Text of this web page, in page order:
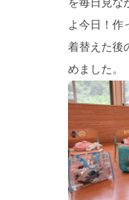
を毎日見な
よ今日！作
着替えた後
めました。